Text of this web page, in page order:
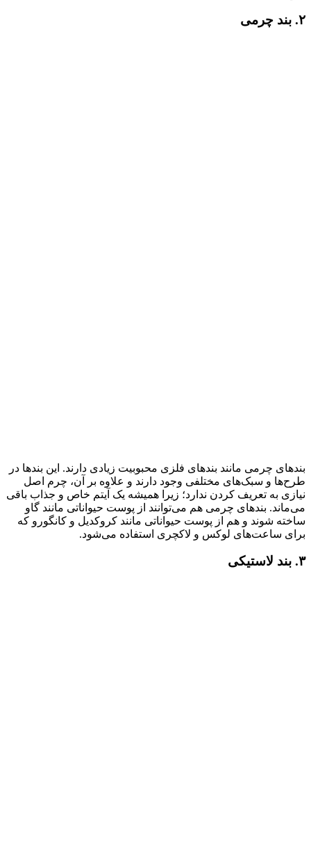
۲. بند چرمی
بندهای چرمی مانند بندهای فلزی محبوبیت زیادی دارند. این بندها در
طرح‌ها و سبک‌های مختلفی وجود دارند و علاوه بر آن، چرم اصل
نیازی به تعریف کردن ندارد؛ زیرا همیشه یک آیتم خاص و جذاب باقی
می‌ماند. بندهای چرمی هم می‌توانند از پوست حیواناتی مانند گاو
ساخته شوند و هم از پوست حیواناتی مانند کروکدیل و کانگورو که
برای ساعت‌های لوکس و لاکچری استفاده می‌شود.
۳. بند لاستیکی